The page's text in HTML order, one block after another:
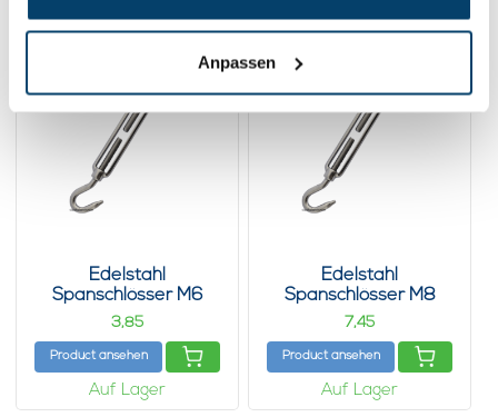
Anpassen
Edelstahl
Spanschlösser M6
Haken-Haken
3,85
Product ansehen
Auf Lager
Edelstahl
Spanschlösser M8
Haken-Haken
7,45
Product ansehen
Auf Lager